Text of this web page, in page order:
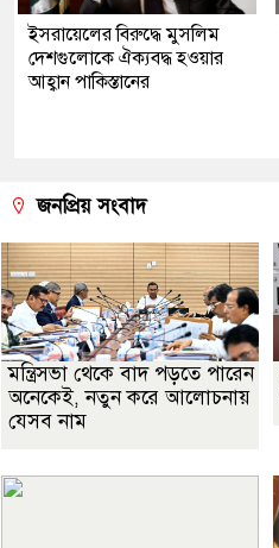
ইসরায়েলের বিরুদ্ধে মুসলিম
দেশগুলোকে ঐক্যবদ্ধ হওয়ার
আহ্বান পাকিস্তানের
জনপ্রিয় সংবাদ
মন্ত্রিসভা থেকে বাদ পড়তে পারেন
অনেকেই, নতুন করে আলোচনায়
যেসব নাম